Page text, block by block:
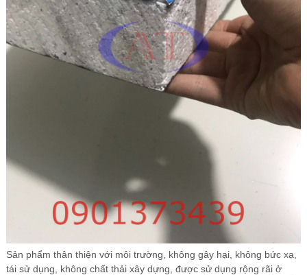
Sản phẩm thân thiện với môi trường, không gây hại, không bức xạ,
tái sử dụng, không chất thải xây dựng, được sử dụng rộng rãi ở